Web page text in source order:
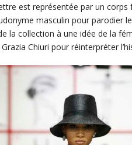
est représentée par un
masculin pour parodier
la collection à une idée de la
Chiuri pour réinterpréter